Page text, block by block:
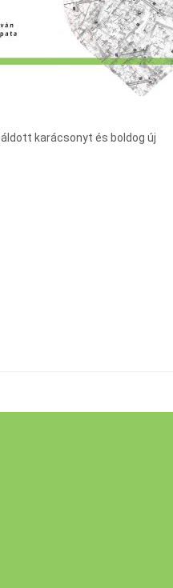
karácsonyt és boldog új